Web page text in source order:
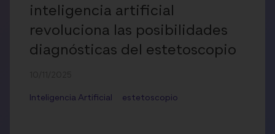
inteligencia artificial
revoluciona las posibilidades
diagnósticas del estetoscopio
Inteligencia Artificial estetoscopio